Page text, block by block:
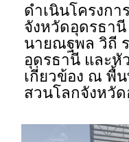
ดำเนินโครงก
จังหวัดอุดรธานี
นายณฐพล วิถี
อุดรธานี และหั
เกี่ยวข้อง ณ พื้
สวนโลกจังหวัด